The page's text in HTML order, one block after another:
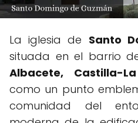
La iglesia de Santo
situada en el barrio
Albacete, Castilla-
como un punto
comunidad del